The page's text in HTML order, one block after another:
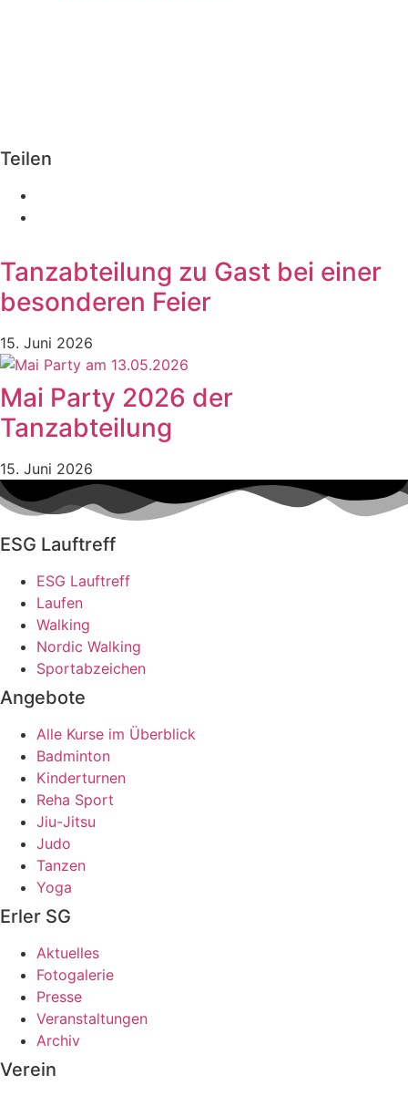
Teilen
Tanzabteilung zu Gast bei einer
besonderen Feier
15. Juni 2026
Mai Party 2026 der
Tanzabteilung
15. Juni 2026
ESG Lauftreff
ESG Lauftreff
Laufen
Walking
Nordic Walking
Sportabzeichen
Angebote
Alle Kurse im Überblick
Badminton
Kinderturnen
Reha Sport
Jiu-Jitsu
Judo
Tanzen
Yoga
Erler SG
Aktuelles
Fotogalerie
Presse
Veranstaltungen
Archiv
Verein